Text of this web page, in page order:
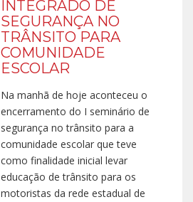
INTEGRADO DE
SEGURANÇA NO
TRÂNSITO PARA
COMUNIDADE
ESCOLAR
Na manhã de hoje aconteceu o
encerramento do I seminário de
segurança no trânsito para a
comunidade escolar que teve
como finalidade inicial levar
educação de trânsito para os
motoristas da rede estadual de